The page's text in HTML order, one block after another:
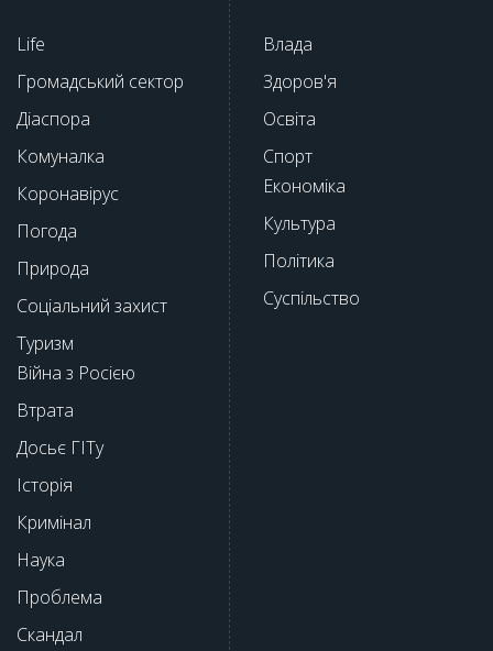
Life
Громадський сектор
Діаспора
Комуналка
Коронавірус
Погода
Природа
Соціальний захист
Туризм
Війна з Росією
Втрата
Досьє ГІТу
Історія
Кримінал
Наука
Проблема
Скандал
Влада
Здоров'я
Освіта
Спорт
Економіка
Культура
Політика
Суспільство